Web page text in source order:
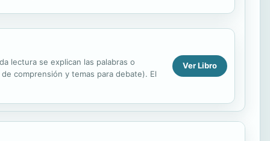
lectura se explican las palabras o
comprensión y temas para debate). El
Ver Libro